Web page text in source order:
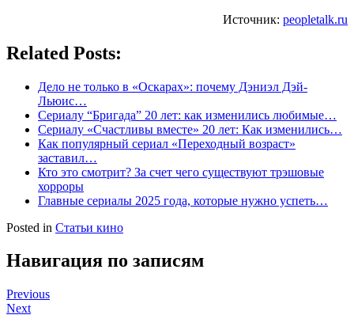
Источник: peopletalk.ru
Related Posts:
Дело не только в «Оскарах»: почему Дэниэл Дэй-
Льюис…
Сериалу “Бригада” 20 лет: как изменились любимые…
Сериалу «Счастливы вместе» 20 лет: Как изменились…
Как популярный сериал «Переходный возраст»
заставил…
Кто это смотрит? За счет чего существуют трэшовые
хорроры
Главные сериалы 2025 года, которые нужно успеть…
Posted in Статьи кино
Навигация по записям
Previous
Next